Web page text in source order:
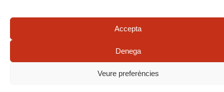
Accepta
Denega
Veure preferències